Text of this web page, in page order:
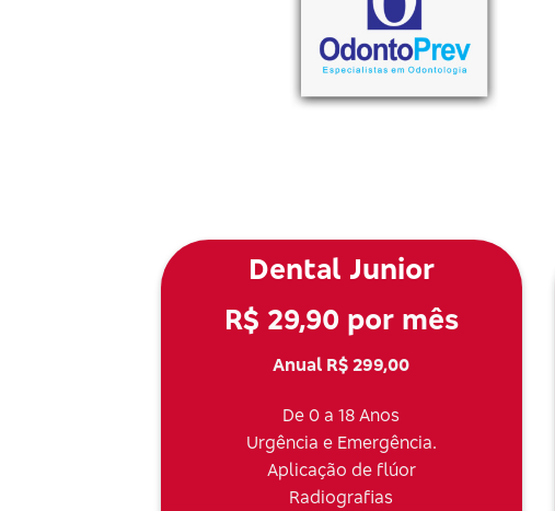
Dental Junior
R$ 29,90 por mês
Anual R$ 299,00
De 0 a 18 Anos
Urgência e Emergência.
Aplicação de flúor
Radiografias